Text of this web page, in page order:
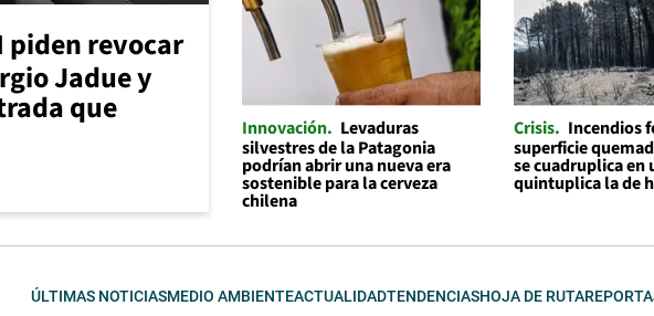
piden revocar
Jadue y
que
Innovación
Levaduras
silvestres de la Patagonia
podrían abrir una nueva era
sostenible para la cerveza
chilena
Crisis Incendios
superficie
se cuadruplica en
quintuplica la de
ÚLTIMAS NOTICIASMEDIO AMBIENTEACTUALIDADTENDENCIASHOJA DE RUTA